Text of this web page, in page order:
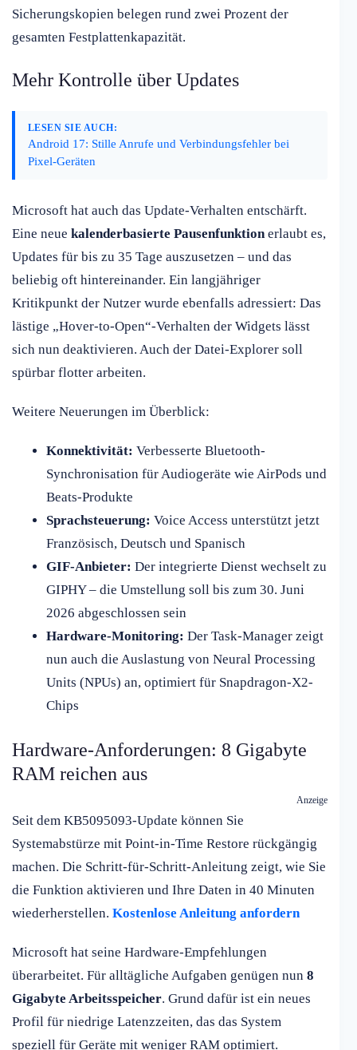
Sicherungskopien belegen rund zwei Prozent der
gesamten Festplattenkapazität.
Mehr Kontrolle über Updates
LESEN SIE AUCH:
Android 17: Stille Anrufe und Verbindungsfehler bei
Pixel-Geräten
Microsoft hat auch das Update-Verhalten entschärft.
Eine neue kalenderbasierte Pausenfunktionerlaubt es,
Updates für bis zu 35 Tage auszusetzen – und das
beliebig oft hintereinander. Ein langjähriger
Kritikpunkt der Nutzer wurde ebenfalls adressiert: Das
lästige „Hover-to-Open“-Verhalten der Widgets lässt
sich nun deaktivieren. Auch der Datei-Explorer soll
spürbar flotter arbeiten.
Weitere Neuerungen im Überblick:
Konnektivität: Verbesserte Bluetooth-
Synchronisation für Audiogeräte wie AirPods und
Beats-Produkte
Sprachsteuerung: Voice Access unterstützt jetzt
Französisch, Deutsch und Spanisch
GIF-Anbieter: Der integrierte Dienst wechselt zu
GIPHY – die Umstellung soll bis zum 30. Juni
2026 abgeschlossen sein
Hardware-Monitoring: Der Task-Manager zeigt
nun auch die Auslastung von Neural Processing
Units (NPUs) an, optimiert für Snapdragon-X2-
Chips
Hardware-Anforderungen: 8 Gigabyte
RAM reichen aus
Anzeige
Seit dem KB5095093-Update können Sie
Systemabstürze mit Point-in-Time Restore rückgängig
machen. Die Schritt-für-Schritt-Anleitung zeigt, wie Sie
die Funktion aktivieren und Ihre Daten in 40 Minuten
wiederherstellen. Kostenlose Anleitung anfordern
Microsoft hat seine Hardware-Empfehlungen
überarbeitet. Für alltägliche Aufgaben genügen nun 8
Gigabyte Arbeitsspeicher. Grund dafür ist ein neues
Profil für niedrige Latenzzeiten, das das System
speziell für Geräte mit weniger RAM optimiert.